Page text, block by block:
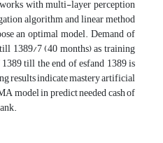
with multi-layer perception
algorithm and linear method
an optimal model. Demand of
1389/7 (40 months) as training
till the end of esfand 1389 is
results indicate mastery artificial
model in predict needed cash of